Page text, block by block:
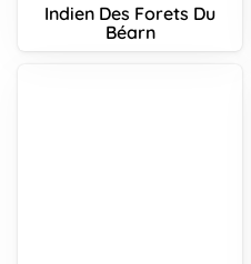
Indien Des Forets Du
Béarn